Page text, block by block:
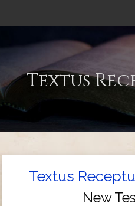
Textus
Textus
New